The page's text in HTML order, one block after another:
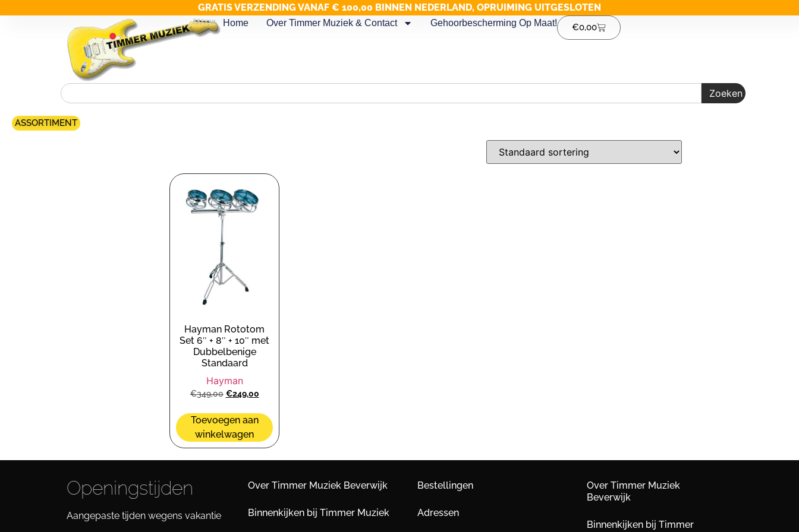
GRATIS VERZENDING VANAF € 100,00 BINNEN NEDERLAND, OPRUIMING UITGESLOTEN
Home Over Timmer Muziek & Contact Gehoorbescherming Op Maat! €0,00
Zoeken
ASSORTIMENT
Hayman Rototom
Set 6″ + 8″ + 10″ met
Dubbelbenige
Standaard
Hayman
€349,00 €249,00
Toevoegen aan
winkelwagen
Openingstijden
Aangepaste tijden wegens vakantie
Over Timmer Muziek Beverwijk
Binnenkijken bij Timmer Muziek
Bestellingen
Adressen
Over Timmer Muziek
Beverwijk
Binnenkijken bij Timmer